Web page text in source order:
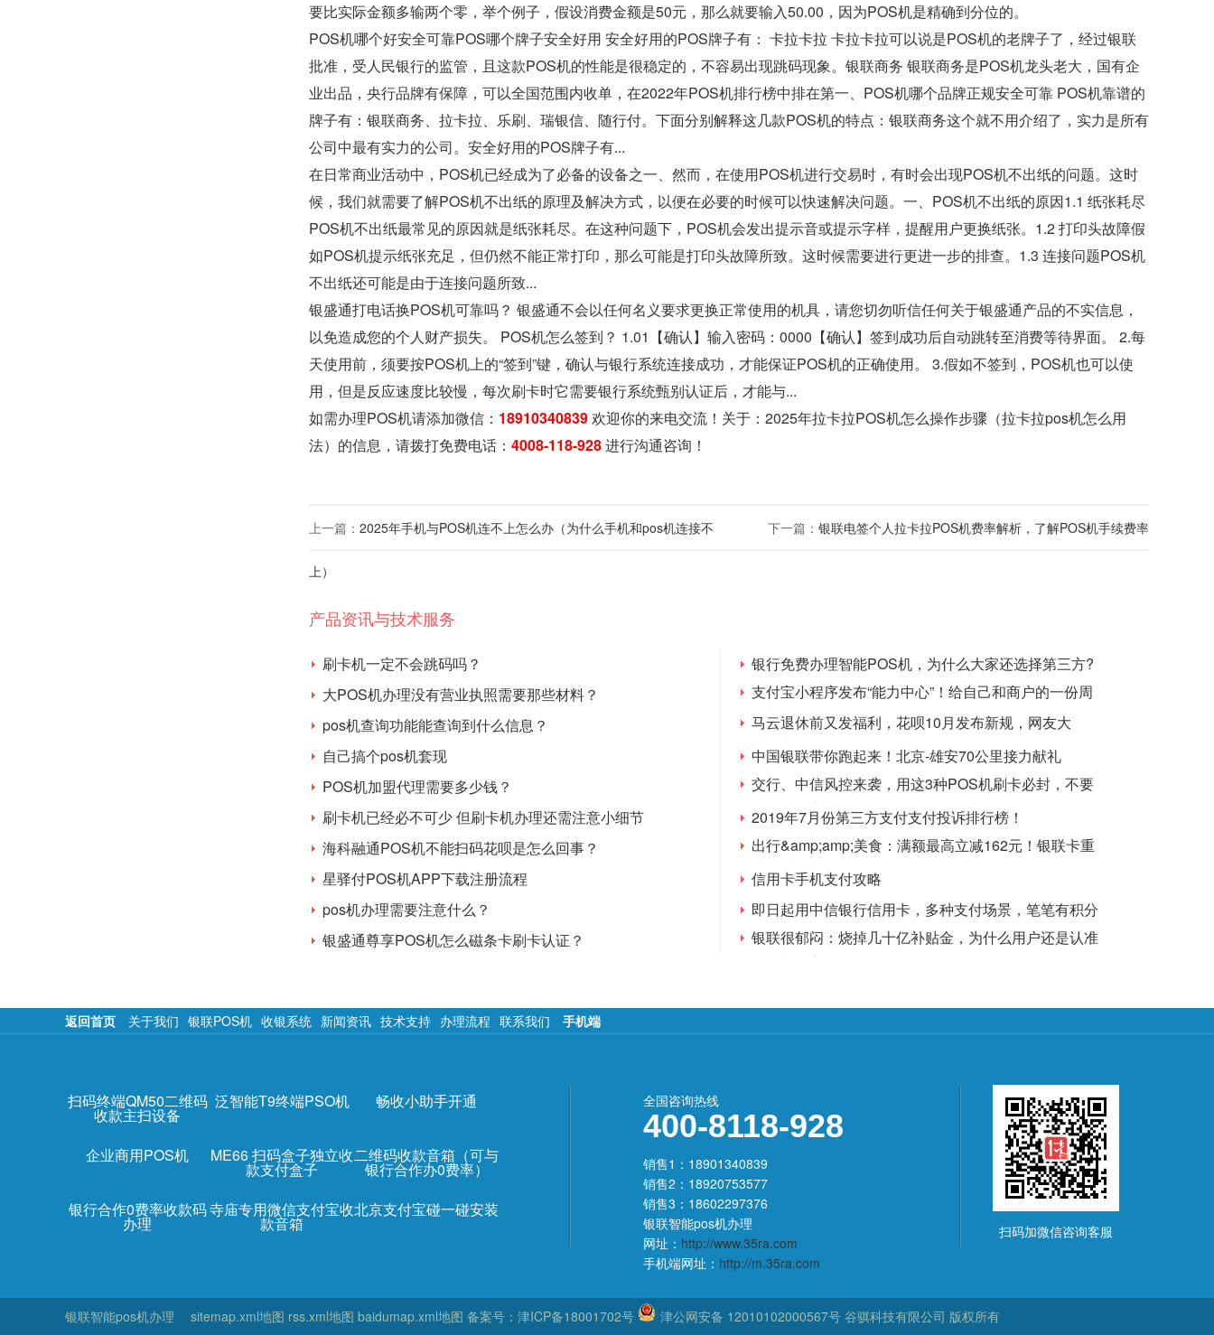
要比实际金额多输两个零，举个例子，假设消费金额是50元，那么就要输入50.00，因为POS机是精确到分位的。
POS机哪个好安全可靠POS哪个牌子安全好用 安全好用的POS牌子有： 卡拉卡拉 卡拉卡拉可以说是POS机的老牌子了，经过银联
批准，受人民银行的监管，且这款POS机的性能是很稳定的，不容易出现跳码现象。银联商务 银联商务是POS机龙头老大，国有企
业出品，央行品牌有保障，可以全国范围内收单，在2022年POS机排行榜中排在第一、POS机哪个品牌正规安全可靠 POS机靠谱的
牌子有：银联商务、拉卡拉、乐刷、瑞银信、随行付。下面分别解释这几款POS机的特点：银联商务这个就不用介绍了，实力是所有
公司中最有实力的公司。安全好用的POS牌子有...
在日常商业活动中，POS机已经成为了必备的设备之一、然而，在使用POS机进行交易时，有时会出现POS机不出纸的问题。这时
候，我们就需要了解POS机不出纸的原理及解决方式，以便在必要的时候可以快速解决问题。一、POS机不出纸的原因1.1 纸张耗尽
POS机不出纸最常见的原因就是纸张耗尽。在这种问题下，POS机会发出提示音或提示字样，提醒用户更换纸张。1.2 打印头故障假
如POS机提示纸张充足，但仍然不能正常打印，那么可能是打印头故障所致。这时候需要进行更进一步的排查。1.3 连接问题POS机
不出纸还可能是由于连接问题所致...
银盛通打电话换POS机可靠吗？ 银盛通不会以任何名义要求更换正常使用的机具，请您切勿听信任何关于银盛通产品的不实信息，
以免造成您的个人财产损失。 POS机怎么签到？ 1.01【确认】输入密码：0000【确认】签到成功后自动跳转至消费等待界面。 2.每
天使用前，须要按POS机上的“签到”键，确认与银行系统连接成功，才能保证POS机的正确使用。 3.假如不签到，POS机也可以使
用，但是反应速度比较慢，每次刷卡时它需要银行系统甄别认证后，才能与...
如需办理POS机请添加微信： 18910340839欢迎你的来电交流！关于： 2025年拉卡拉POS机怎么操作步骤（拉卡拉pos机怎么用
法） 的信息，请拨打免费电话： 4008-118-928进行沟通咨询！
上一篇： 2025年手机与POS机连不上怎么办（为什么手机和pos机连接不
上）
下一篇： 银联电签个人拉卡拉POS机费率解析，了解POS机手续费率
产品资讯与技术服务
刷卡机一定不会跳码吗？
大POS机办理没有营业执照需要那些材料？
pos机查询功能能查询到什么信息？
自己搞个pos机套现
POS机加盟代理需要多少钱？
刷卡机已经必不可少 但刷卡机办理还需注意小细节
海科融通POS机不能扫码花呗是怎么回事？
星驿付POS机APP下载注册流程
pos机办理需要注意什么？
银盛通尊享POS机怎么磁条卡刷卡认证？
银行免费办理智能POS机，为什么大家还选择第三方?
支付宝小程序发布“能力中心”！给自己和商户的一份周
年礼？
马云退休前又发福利，花呗10月发布新规，网友大
呼：太人性化了
中国银联带你跑起来！北京-雄安70公里接力献礼
交行、中信风控来袭，用这3种POS机刷卡必封，不要
挑战银行底线
2019年7月份第三方支付支付投诉排行榜！
出行&amp;amp;美食：满额最高立减162元！银联卡重
磅打造
信用卡手机支付攻略
即日起用中信银行信用卡，多种支付场景，笔笔有积分
银联很郁闷：烧掉几十亿补贴金，为什么用户还是认准
微信支付宝？
返回首页 关于我们 银联POS机 收银系统 新闻资讯 技术支持 办理流程 联系我们 手机端
扫码终端QM50二维码
收款主扫设备
泛智能T9终端PSO机 畅收小助手开通
企业商用POS机 ME66 扫码盒子独立收
款支付盒子
二维码收款音箱（可与
银行合作办0费率）
银行合作0费率收款码
办理
寺庙专用微信支付宝收
款音箱
北京支付宝碰一碰安装
全国咨询热线
400-8118-928
销售1：18901340839
销售2：18920753577
销售3：18602297376
银联智能pos机办理
网址： http://www.35ra.com
手机端网址： http://m.35ra.com
扫码加微信咨询客服
银联智能pos机办理 sitemap.xml地图 rss.xml地图 baidumap.xml地图 备案号： 津ICP备18001702号 津公网安备 12010102000567号 谷骐科技有限公司 版权所有